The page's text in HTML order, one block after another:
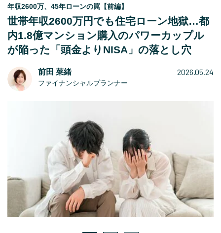
年収2600万、45年ローンの罠【前編】
世帯年収2600万円でも住宅ローン地獄…都
内1.8億マンション購入のパワーカップル
が陥った「頭金よりNISA」の落とし穴
前田 菜緒
ファイナンシャルプランナー
2026.05.24